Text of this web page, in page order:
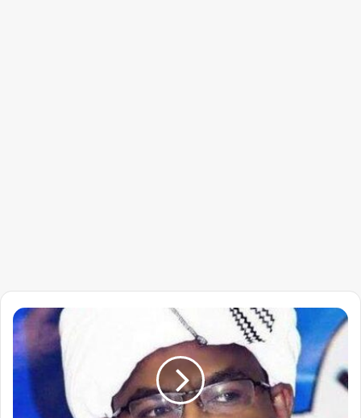
الطاهر
ساتي
يكتب
…
تحت
السواهي